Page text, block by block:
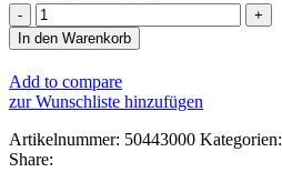
SANTI
T-
Shirt
"Polo"
Menge
In den Warenkorb
Add to compare
zur Wunschliste hinzufügen
Artikelnummer: 50443000 Kategorien:
Share: